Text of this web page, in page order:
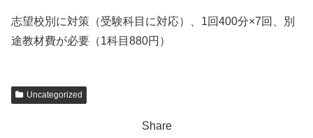
志望校別に対策（受験科目に対応）、1回400分×7回、別
途教材費が必要（1科目880円）
Uncategorized
Share